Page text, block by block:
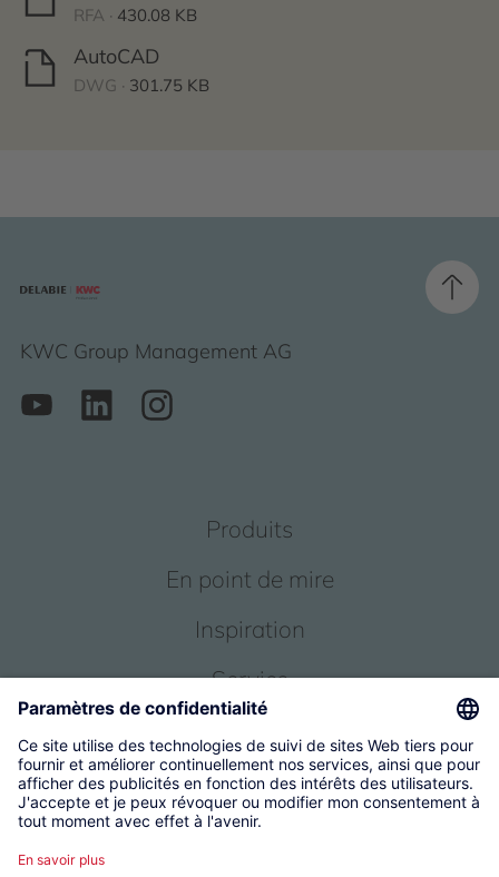
RFA · 430.08 KB
AutoCAD
DWG · 301.75 KB
KWC Group Management AG
Produits
En point de mire
Inspiration
Service
© 2026 KWC Group Management AG